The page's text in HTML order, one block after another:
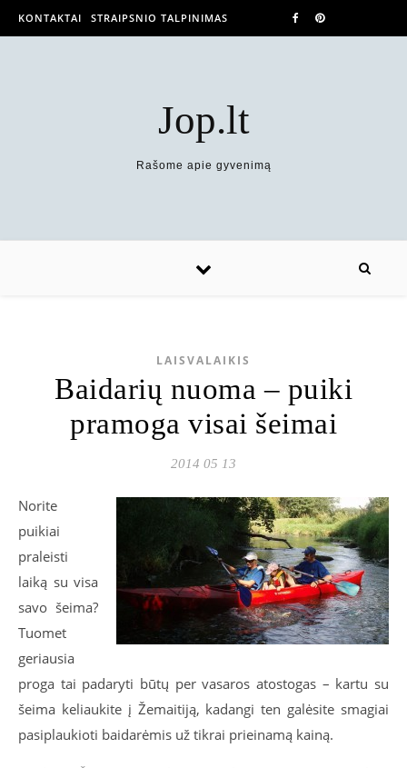
KONTAKTAI STRAIPSNIO TALPINIMAS
Jop.lt
Rašome apie gyvenimą
LAISVALAIKIS
Baidarių nuoma – puiki
pramoga visai šeimai
2014 05 13
Norite
puikiai
praleisti
laiką su visa
savo šeima?
Tuomet
geriausia
proga tai padaryti būtų per vasaros atostogas – kartu su
šeima keliaukite į Žemaitiją, kadangi ten galėsite smagiai
pasiplaukioti baidarėmis už tikrai prieinamą kainą.